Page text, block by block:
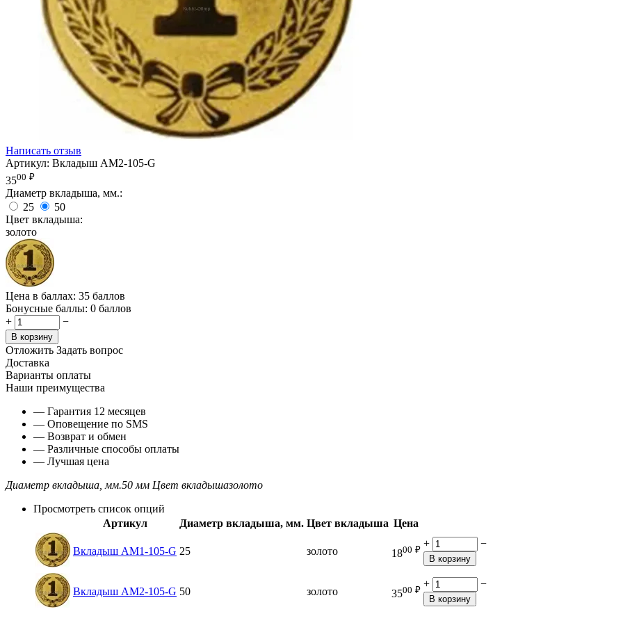
Написать отзыв
Артикул: Вкладыш AM2-105-G
3500 ₽
Диаметр вкладыша, мм.:
25
50
Цвет вкладыша:
золото
Цена в баллах: 35 баллов
Бонусные баллы: 0 баллов
+
−
В корзину
Отложить Задать вопрос
Доставка
Варианты оплаты
Наши преимущества
— Гарантия 12 месяцев
— Оповещение по SMS
— Возврат и обмен
— Различные способы оплаты
— Лучшая цена
Диаметр вкладыша, мм.50 мм Цвет вкладышазолото
Просмотреть список опций
Артикул
Диаметр вкладыша, мм. Цвет вкладыша Цена
Вкладыш AM1-105-G 25 золото 1800 ₽
+ −
В корзину
Вкладыш AM2-105-G 50 золото 3500 ₽
+ −
В корзину